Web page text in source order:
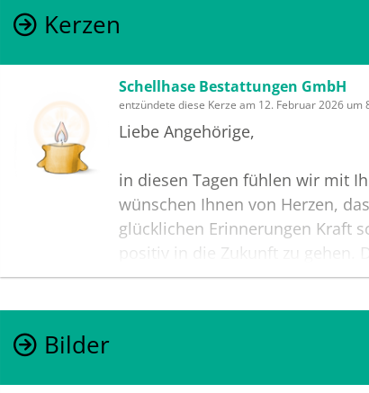
Kerzen
Schellhase Bestattungen GmbH
entzündete diese Kerze am 12. Februar 2026 um
Liebe Angehörige,
in diesen Tagen fühlen wir mit
wünschen Ihnen von Herzen,
glücklichen Erinnerungen Kraft
positiv in die Zukunft zu gehen.
Gedenkseite möge Ihnen dabei
Bilder